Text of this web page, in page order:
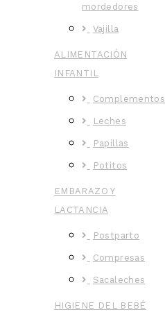
mordedores
Vajilla
ALIMENTACIÓN
INFANTIL
Complementos
Leches
Papillas
Potitos
EMBARAZO Y
LACTANCIA
Postparto
Compresas
Sacaleches
HIGIENE DEL BEBÉ